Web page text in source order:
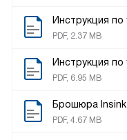
Инструкция по
PDF, 2.37 MB
Инструкция по
PDF, 6.95 MB
Брошюра
PDF, 4.67 MB